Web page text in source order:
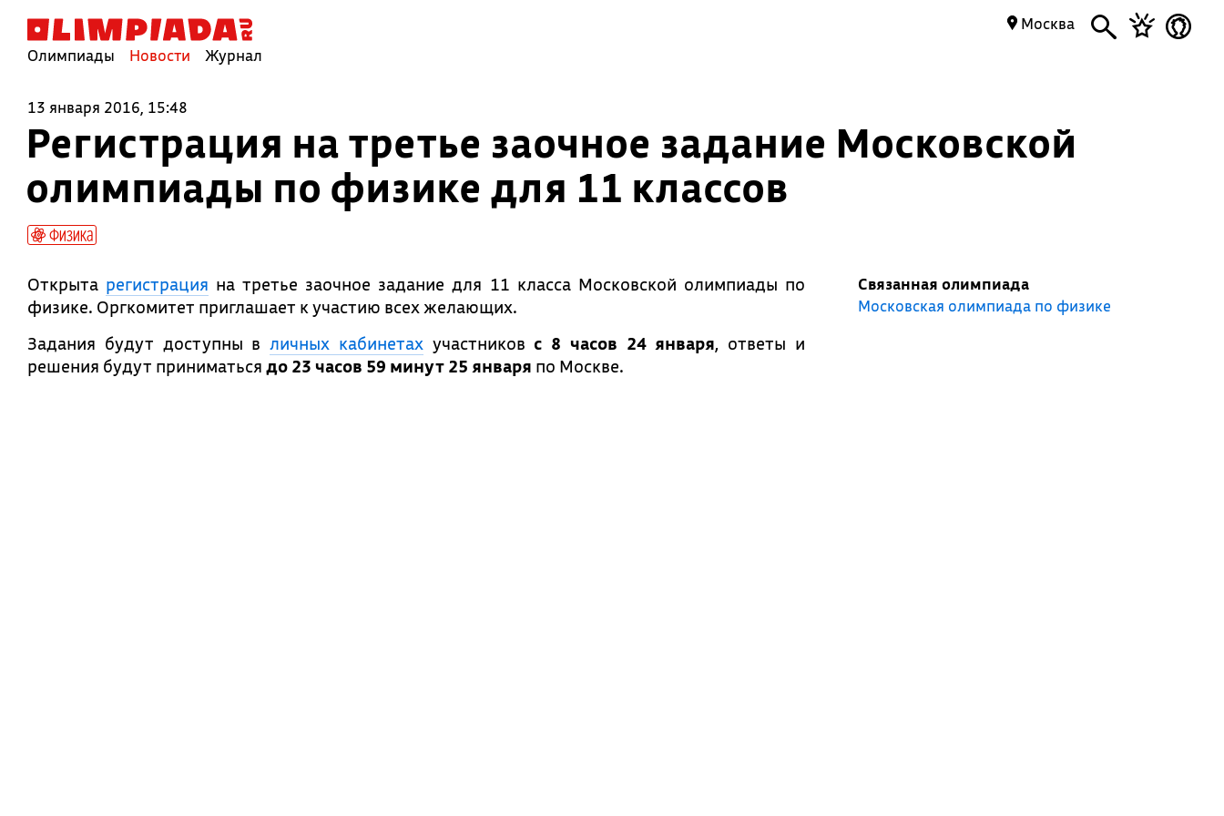
Олимпиады Новости Журнал
Москва
13 января 2016, 15:48
Регистрация на третье заочное задание Московской
олимпиады по физике для 11 классов
Физика
Открыта регистрация на третье заочное задание для 11 класса Московской олимпиады по
физике. Оргкомитет приглашает к участию всех желающих.
Задания будут доступны вличных кабинетахучастников с 8 часов 24 января, ответы и
решения будут приниматься до 23 часов 59 минут 25 января по Москве.
Связанная олимпиада
Московская олимпиада по физике